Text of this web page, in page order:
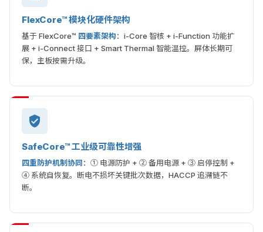
FlexCore™ 模块化硬件架构
基于 FlexCore™ 四要素架构：i-Core 智核 + i-Function 功能扩
展 + i-Connect 接口 + Smart Thermal 智能温控。屏体长期可
保，主板按需升级。
SafeCore™ 工业级可靠性增强
四重防护机制协同：① 电源防护 + ② 备用电源 + ③ 启停控制 +
④ 系统自恢复。断电不损坏关键批次数据，HACCP 追溯链不
断。